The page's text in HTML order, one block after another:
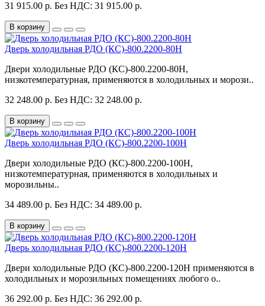
31 915.00 р. Без НДС: 31 915.00 р.
В корзину
Дверь холодильная РДО (КС)-800.2200-80Н
Двери холодильные РДО (КС)-800.2200-80Н,
низкотемпературная, применяются в холодильных и морози..
32 248.00 р. Без НДС: 32 248.00 р.
В корзину
Дверь холодильная РДО (КС)-800.2200-100Н
Двери холодильные РДО (КС)-800.2200-100Н,
низкотемпературная, применяются в холодильных и
морозильны..
34 489.00 р. Без НДС: 34 489.00 р.
В корзину
Дверь холодильная РДО (КС)-800.2200-120Н
Двери холодильные РДО (КС)-800.2200-120Н применяются в
холодильных и морозильных помещениях любого о..
36 292.00 р. Без НДС: 36 292.00 р.